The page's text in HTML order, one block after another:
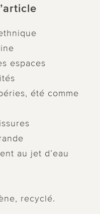
espaces
été comme
au jet d’eau
recyclé.